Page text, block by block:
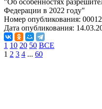
"Об особенностях
Федерации в 2022 году"
Номер опубликования:
Дата опубликования:
1 10 20 50 ВСЕ
1 2 3 4 ... 60